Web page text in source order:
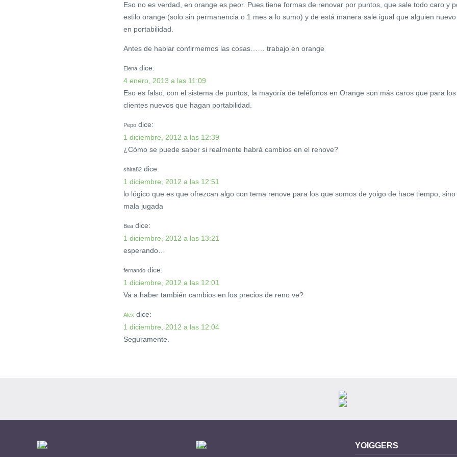
Eso no es verdad, en orange es peor. Pues tiene formas de renovar por puntos, que sale todo caro y
estilo orange (solo sin permanencia o 1 mes a lo sumo) y de está manera sale igual que alguien nuevo
en portabilidad.
Antes de hablar confirmemos las cosas…… trabajo en orange
Elena dice:
4 enero, 2013 a las 11:09
Eso es falso, con el sistema de puntos, la mayoría de teléfonos en Orange son más caros que para los
clientes nuevos que hagan portabilidad.
Pepo dice:
1 diciembre, 2012 a las 12:39
¿Cómo se puede saber si realmente habrá cambios en el renove?
shira82 dice:
1 diciembre, 2012 a las 12:51
lo lógico que es que ofrezcan algo con tema renove para los que somos de yoigo de hace tiempo, sino
mala jugada
Bea dice:
1 diciembre, 2012 a las 13:21
esperando…
fernando dice:
1 diciembre, 2012 a las 12:01
Va a haber también cambios en los precios de reno ve?
Alex dice:
1 diciembre, 2012 a las 12:04
Seguramente.
YOIGGERS